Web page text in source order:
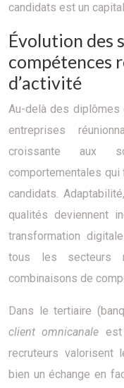
candidats est un
Évolution des
compétences
d’activité
Au-delà des
entreprises
croissante aux
comportementales
candidats.
qualités deviennent
transformation
tous les secteurs
combinaisons de
Dans le tertiaire
client omnicanale
recruteurs valorisent
bien un échange en